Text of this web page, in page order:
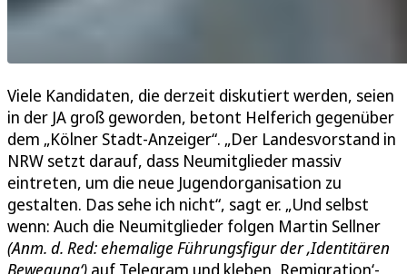
Viele Kandidaten, die derzeit diskutiert werden, seien
in der JA groß geworden, betont Helferich gegenüber
dem „Kölner Stadt-Anzeiger“. „Der Landesvorstand in
NRW setzt darauf, dass Neumitglieder massiv
eintreten, um die neue Jugendorganisation zu
gestalten. Das sehe ich nicht“, sagt er. „Und selbst
wenn: Auch die Neumitglieder folgen Martin Sellner
(Anm. d. Red: ehemalige Führungsfigur der ‚Identitären
Bewegung‘) auf Telegram und kleben ‚Remigration‘-